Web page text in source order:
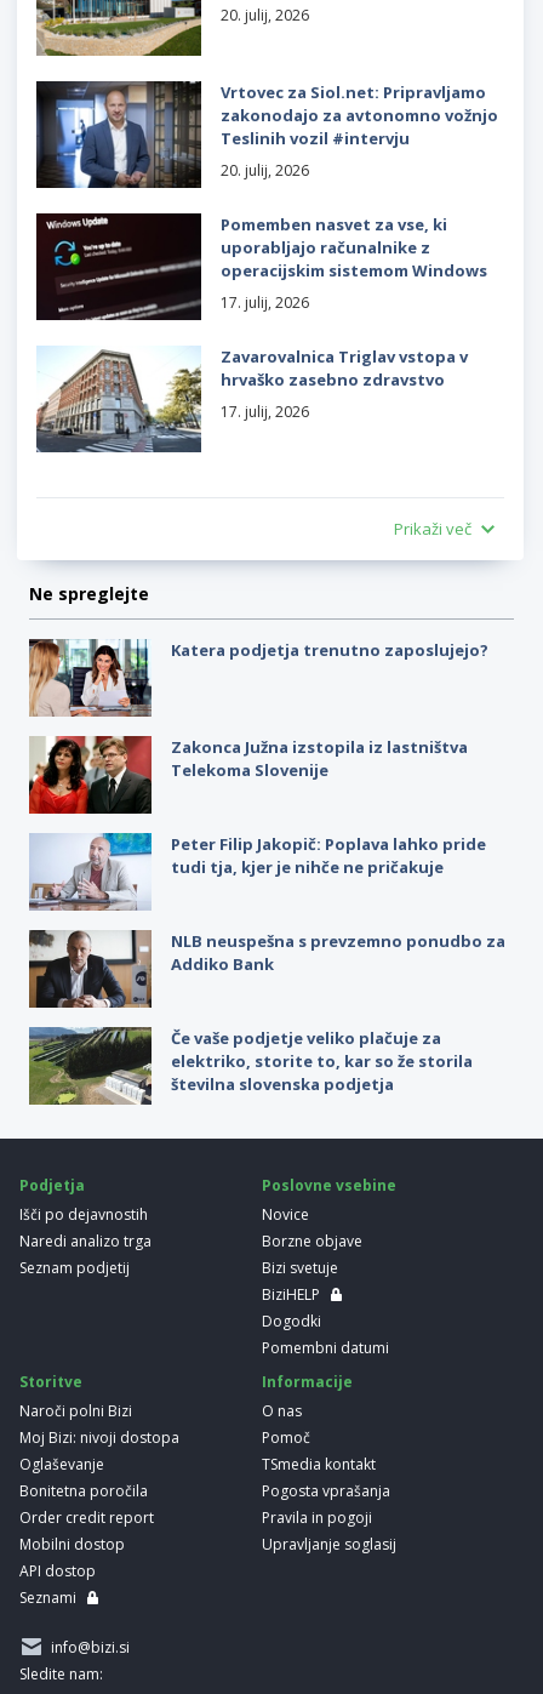
20. julij, 2026
Vrtovec za Siol.net: Pripravljamo
zakonodajo za avtonomno vožnjo
Teslinih vozil #intervju
20. julij, 2026
Pomemben nasvet za vse, ki
uporabljajo računalnike z
operacijskim sistemom Windows
17. julij, 2026
Zavarovalnica Triglav vstopa v
hrvaško zasebno zdravstvo
17. julij, 2026
Prikaži več
Ne spreglejte
Katera podjetja trenutno zaposlujejo?
Zakonca Južna izstopila iz lastništva
Telekoma Slovenije
Peter Filip Jakopič: Poplava lahko pride
tudi tja, kjer je nihče ne pričakuje
NLB neuspešna s prevzemno ponudbo za
Addiko Bank
Če vaše podjetje veliko plačuje za
elektriko, storite to, kar so že storila
številna slovenska podjetja
Podjetja
Išči po dejavnostih
Naredi analizo trga
Seznam podjetij
Poslovne vsebine
Novice
Borzne objave
Bizi svetuje
BiziHELP
Dogodki
Pomembni datumi
Storitve
Naroči polni Bizi
Moj Bizi: nivoji dostopa
Oglaševanje
Bonitetna poročila
Order credit report
Mobilni dostop
API dostop
Seznami
Informacije
O nas
Pomoč
TSmedia kontakt
Pogosta vprašanja
Pravila in pogoji
Upravljanje soglasij
info@bizi.si
Sledite nam: